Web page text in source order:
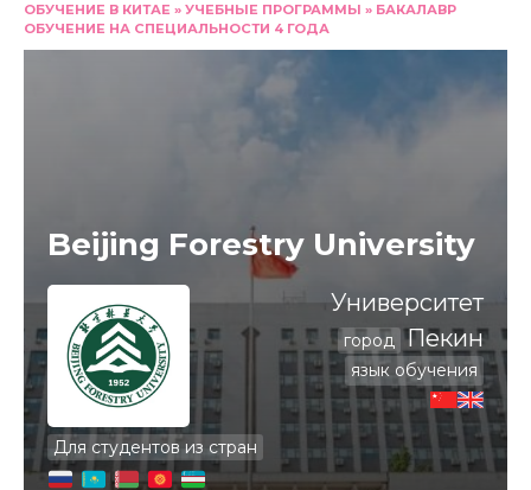
содержанию
ОБУЧЕНИЕ В КИТАЕ » УЧЕБНЫЕ ПРОГРАММЫ » БАКАЛАВР
ОБУЧЕНИЕ НА СПЕЦИАЛЬНОСТИ 4 ГОДА
Beijing Forestry University
Для студентов из стран
Университет
город Пекин
язык обучения